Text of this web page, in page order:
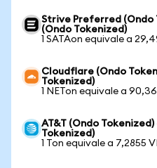
Strive Preferred (Ondo
(Ondo Tokenized)
1 SATAon equivale a
Cloudflare (Ondo
Tokenized)
1 NETon equivale a
AT&T (Ondo
Tokenized)
1 Ton equivale a 7,2855